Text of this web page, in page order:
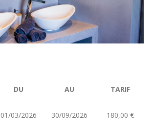
DU AU TARIF
01/03/2026 30/09/2026 180,00 €